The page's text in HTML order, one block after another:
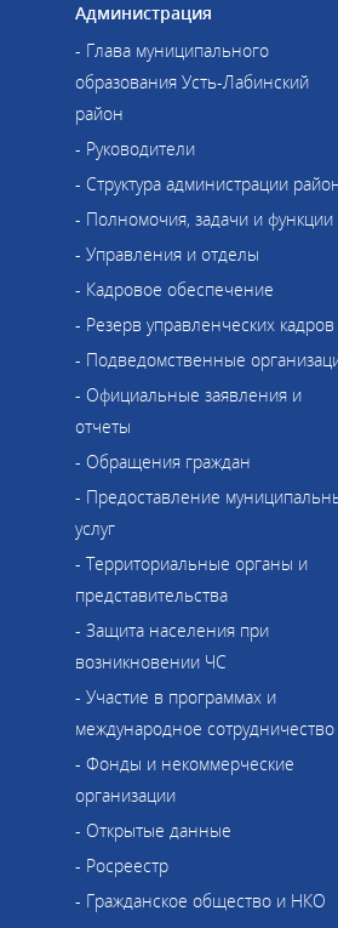
Администрация
- Глава муниципального
образования Усть-Лабинский
район
- Руководители
- Структура администрации
- Полномочия, задачи и функции
- Управления и отделы
- Кадровое обеспечение
- Резерв управленческих кадров
- Подведомственные
- Официальные заявления и
отчеты
- Обращения граждан
- Предоставление
услуг
- Территориальные органы и
представительства
- Защита населения при
возникновении ЧС
- Участие в программах и
международное сотрудничество
- Фонды и некоммерческие
организации
- Открытые данные
- Росреестр
- Гражданское общество и НКО